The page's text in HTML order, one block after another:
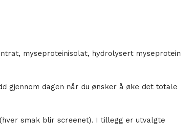
myseproteinisolat, hydrolysert myseprotein
gjennom dagen når du ønsker å øke det totale
smak blir screenet). I tillegg er utvalgte